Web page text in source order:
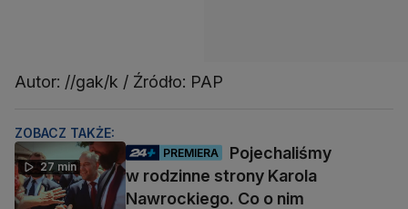
Autor: //gak/k / Źródło: PAP
ZOBACZ TAKŻE:
27 min
PREMIERA
Pojechaliśmy
w rodzinne strony Karola
Nawrockiego. Co o nim